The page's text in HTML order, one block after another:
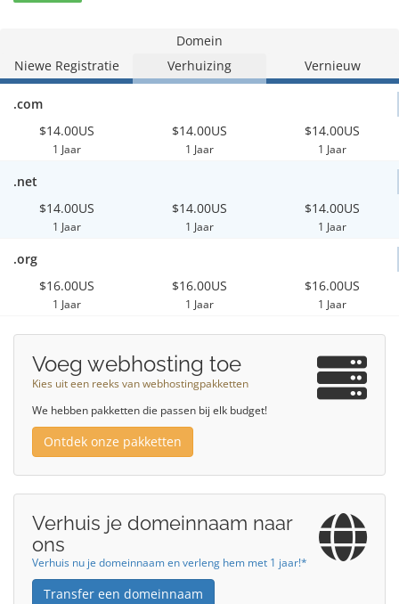
Domein
Niewe Registratie
Verhuizing Vernieuw
.com
$14.00US
1 Jaar
$14.00US
1 Jaar
$14.00US
1 Jaar
.net
$14.00US
1 Jaar
$14.00US
1 Jaar
$14.00US
1 Jaar
.org
$16.00US
1 Jaar
$16.00US
1 Jaar
$16.00US
1 Jaar
Voeg webhosting toe
Kies uit een reeks van webhostingpakketten
We hebben pakketten die passen bij elk budget!
Ontdek onze pakketten
Verhuis je domeinnaam naar
ons
Verhuis nu je domeinnaam en verleng hem met 1 jaar!*
Transfer een domeinnaam